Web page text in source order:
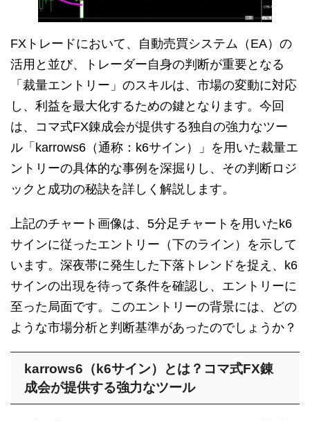
FXトレードにおいて、自動売買システム（EA）の
活用と並び、トレーダー自身の判断が重要となる
「裁量エントリー」のスキルは、市場の変動に対応
し、利益を最大化するための鍵となります。今回
は、コマ式FX錬成会が提供する独自の強力なツー
ル「karrows6（通称：k6サイン）」を用いた裁量エ
ントリーの具体的な事例を深掘りし、その判断ロジ
ックと成功の秘訣を詳しく解説します。
上記のチャート画像は、5分足チャートを用いたk6
サインに従ったエントリー（下のライン）を示して
います。深夜帯に発生した下落トレンドを捉え、k6
サインの出現を待って条件を確認し、エントリーに
至った局面です。このエントリーの背景には、どの
ような市場分析と判断基準があったのでしょうか？
karrows6（k6サイン）とは？コマ式FX錬
成会が提供する強力なツール